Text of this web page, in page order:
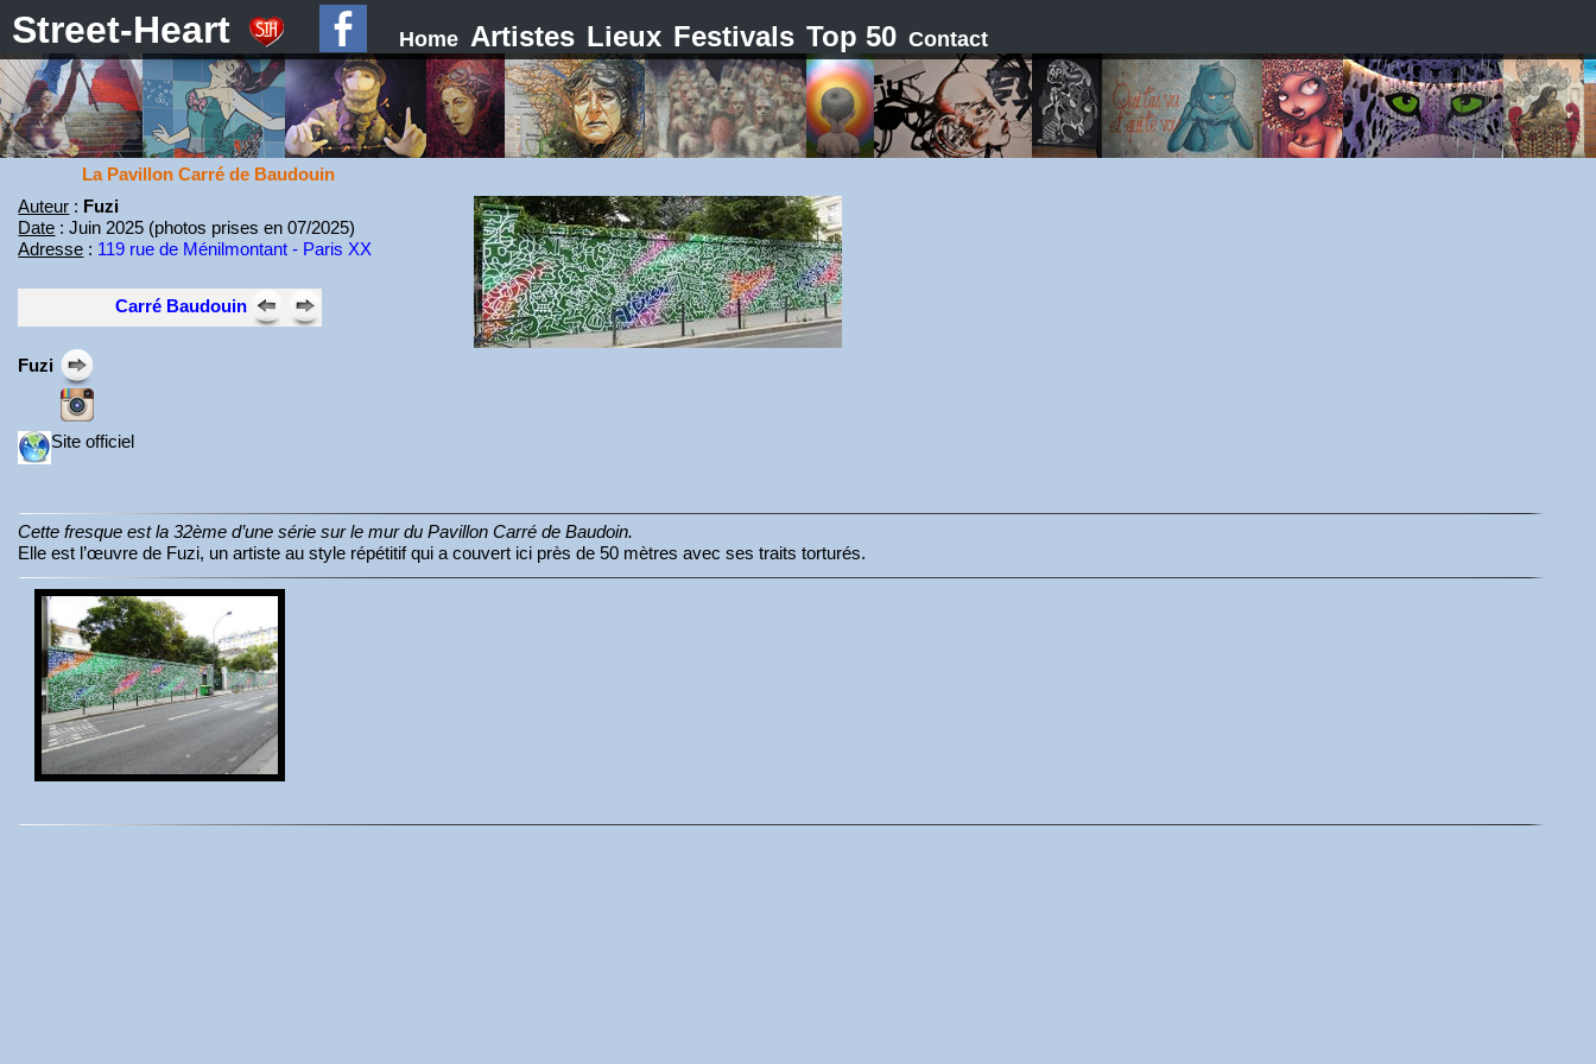
Street-Heart Home Artistes Lieux Festivals Top 50 Contact
La Pavillon Carré de Baudouin
Auteur : Fuzi
Date : Juin 2025 (photos prises en 07/2025)
Adresse : 119 rue de Ménilmontant - Paris XX
Carré Baudouin
Fuzi
Site officiel
Cette fresque est la 32ème d’une série sur le mur du Pavillon Carré de Baudoin.
Elle est l’œuvre de Fuzi, un artiste au style répétitif qui a couvert ici près de 50 mètres avec ses traits torturés.